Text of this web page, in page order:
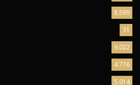
8.589
31
9.022
4.776
5.014